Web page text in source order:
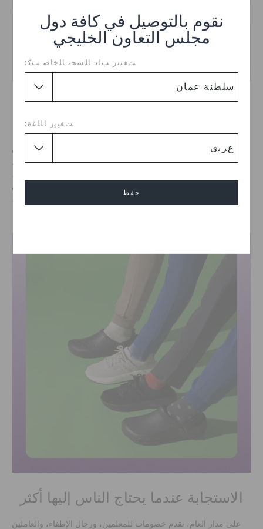
نقوم بالتوصيل في كافة دول
مجلس التعاون الخليجي
ﺖﻐﻴﻳﺭ ﺐﻟﺩ ﺎﻠﺸﺤﻧ ﺎﻠﺧﺎﺻ ﺐﻛ:
ﺖﻐﻴﻳﺭ ﺎﻠﻠﻏﺓ:
حفظ
الإرشاد مع الأخوة الكبار، الأخوات
الأخوة الكبار، الأخوات الكبيرات هي أكبر وأقدم منظمة للإرشاد الشبابي
في الولايات المتحدة، حيث تخدم أكثر من 5,000 مجتمع عبر 50 ولاية.
وتدريب المهارات، والوصول إلى فرص عمل جديدة، مما يساعدهم في
الاستجابة عندما يحتاج الناس إليها أكثر
على مدار العام، نقدم خصومات للمعلمين، ورجال الإطفاء، والعاملين